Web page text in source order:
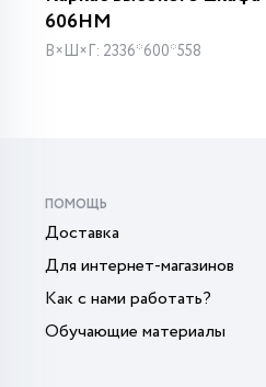
606НМ
В×Ш×Г: 2336*600*558
ПОМОЩЬ
Доставка
Для интернет-магазинов
Как с нами работать?
Обучающие материалы